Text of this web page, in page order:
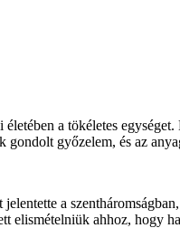
a tökéletes
gondolt győzelem, és az
a
ahhoz, hogy